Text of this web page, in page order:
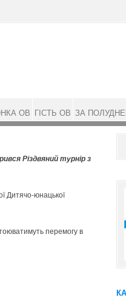
Різдвяний турнір з
Дитячо-юнацької
перемогу в
ОВ ГІСТЬ ОВ ЗА